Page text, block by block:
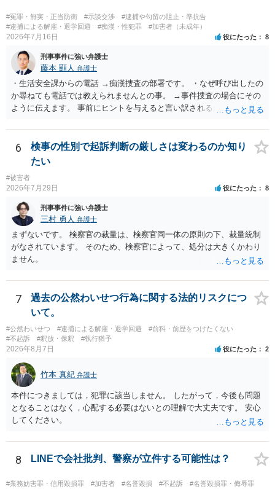
なければあまり意味がありません。 もともと執行猶予が狙える事案で
あれば本人の反省の言葉だけで十分であり、実刑となるか微妙な事案
では、本人が再発防止策をいくら述べてもほとんど効果は望めないと
いうのが実感です。
#冤罪・無実・正当防衛 #示談交渉
#逮捕や勾留の阻止・準抗告
#逮捕による解雇・退学回避
#痴漢・性犯罪 #加害者（未成年）
2026年7月16日 役にたった 8
刑事事件に強い弁護士
藤本 顯人 弁護士
・生活安全課からの電話 →痴漢捜査の部署です。 ・なぜ呼び出したの
か尋ねても電話では教えられませんとの事。 →事件捜査の場合にその
ように伝えます。 事前にヒントを与えると言い訳されるからです。 ・
たり →やはり痴漢として疑われているのでは。 そもそも痴漢をやって
ないのであれば、何も疑われる筋合いは無いわけですし狼狽える必要
はないですね。
6
検事の性別で起訴判断の厳しさは変わるのか知り
たい
#被害者
2026年7月29日 役にたった 8
刑事事件に強い弁護士
三村 勇人 弁護士
まずないです。 検察官の裁量は、検察官同一体の原則の下、裁量統制
がなされています。 そのため、検察官によって、処分は大きくかわり
ません。
7
過去の公然わいせつ行為に関する法的リスクにつ
いて。
#公然わいせつ #逮捕による解雇・退学回避
#前科・前歴をつけたくない
#不起訴
#釈放・保釈 #執行猶予
2026年8月7日 役にたった 2
竹本 真紀 弁護士
本件につきましては，犯罪に該当しません。 したがって，今後も問題
となることはなく，心配する必要はないとの理解で大丈夫です。 安心
してください。
8 LINEで会社批判、警察が立件する可能性は？
#業務妨害罪・信用毀損罪 #加害者 #名誉毀損 #不起訴
#名誉毀損罪・侮辱罪